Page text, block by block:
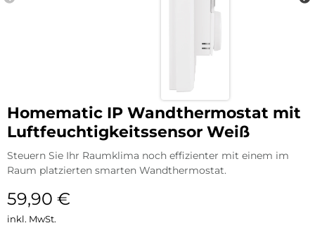
Homematic IP Wandthermostat mit
Luftfeuchtigkeitssensor Weiß
Steuern Sie Ihr Raumklima noch effizienter mit einem im
Raum platzierten smarten Wandthermostat.
59,90 €
inkl. MwSt.